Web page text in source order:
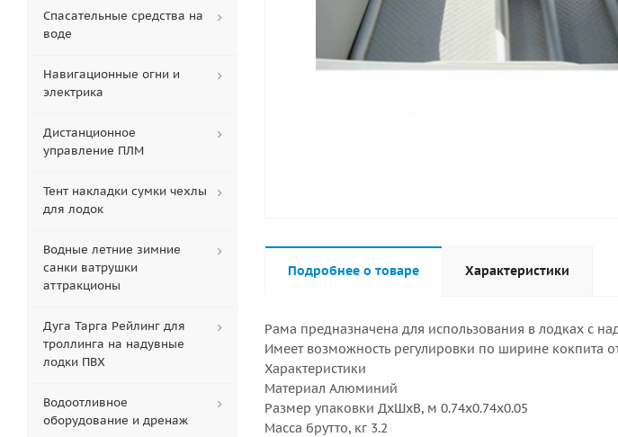
Подробнее о товаре Характеристики
Рама предназначена для использования в лодках с
Имеет возможность регулировки по ширине кокпита
Характеристики
Материал Алюминий
Размер упаковки ДхШхВ, м 0.74x0.74x0.05
Масса брутто, кг 3.2
Спасательные средства на
воде
Навигационные огни и
электрика
Дистанционное
управление ПЛМ
Тент накладки сумки чехлы
для лодок
Водные летние зимние
санки ватрушки
аттракционы
Дуга Тарга Рейлинг для
троллинга на надувные
лодки ПВХ
Водоотливное
оборудование и дренаж